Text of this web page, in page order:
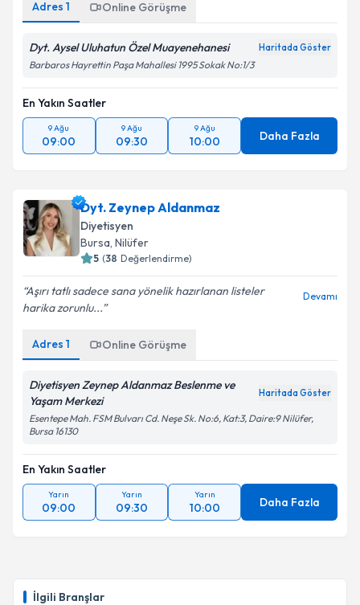
İlgili Branşlar
Adres 1 Online Görüşme
Dyt. Aysel Uluhatun Özel Muayenehanesi Haritada Göster
Barbaros Hayrettin Paşa Mahallesi 1995 Sokak No:1/3
En Yakın Saatler
9 Ağu
09:00
9 Ağu
09:30
9 Ağu
10:00 Daha Fazla
Dyt. Zeynep Aldanmaz
Diyetisyen
Bursa, Nilüfer
5 (38 Değerlendirme)
Aşırı tatlı sadece sana yönelik hazırlanan listeler
harika zorunlu...
Devamı
Adres 1 Online Görüşme
Diyetisyen Zeynep Aldanmaz Beslenme ve
Yaşam Merkezi
Haritada Göster
Esentepe Mah. FSM Bulvarı Cd. Neşe Sk. No:6, Kat:3, Daire:9 Nilüfer,
Bursa 16130
En Yakın Saatler
Yarın
09:00
Yarın
09:30
Yarın
10:00 Daha Fazla